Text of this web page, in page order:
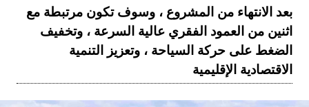
بعد الانتهاء من المشروع ، وسوف تكون مرتبطة مع
اثنين من العمود الفقري عالية السرعة ، وتخفيف
الضغط على حركة السياحة ، وتعزيز التنمية
الاقتصادية الإقليمية